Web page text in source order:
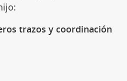
trazos y coordinación